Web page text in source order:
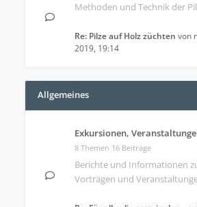
Methoden und Technik der
Re: Pilze auf Holz züchten von
2019, 19:14
Allgemeines
Exkursionen,
8 Themen 16 Beiträge
Berichte und Informationen
Vorträgen und